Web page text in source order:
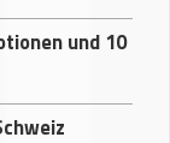
und 10